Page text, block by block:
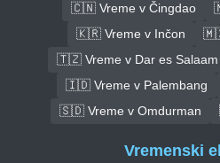
🇨🇳 Vreme v Čingdao
🇰🇷 Vreme v Inčon
🇹🇿 Vreme v Dar es Salaam
🇮🇩 Vreme v Palembang
🇸🇩 Vreme v Omdurman
Vremenski